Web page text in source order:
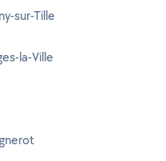
sur-Tille
la-Ville